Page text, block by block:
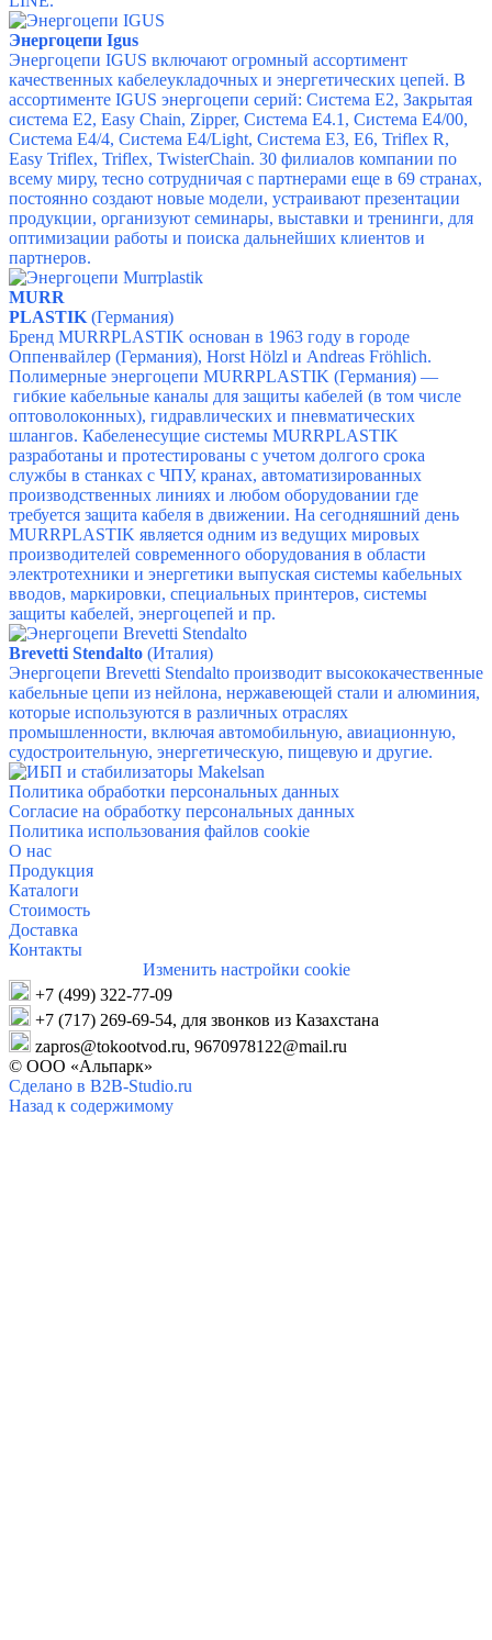
Энергоцепи Igus
Энергоцепи IGUS включают огромный ассортимент
качественных кабелеукладочных и энергетических цепей. В
ассортименте IGUS энергоцепи серий: Система E2, Закрытая
система E2, Easy Chain, Zipper, Система E4.1, Система E4/00,
Система E4/4, Система E4/Light, Система E3, E6, Triflex R,
Easy Triflex, Triflex, TwisterChain. 30 филиалов компании по
всему миру, тесно сотрудничая с партнерами еще в 69 странах,
постоянно создают новые модели, устраивают презентации
продукции, организуют семинары, выставки и тренинги, для
оптимизации работы и поиска дальнейших клиентов и
партнеров.
MURR
PLASTIK (Германия)
Бренд MURRPLASTIK основан в 1963 году в городе
Оппенвайлер (Германия), Horst Hölzl и Andreas Fröhlich.
Полимерные энергоцепи MURRPLASTIK (Германия) —
гибкие кабельные каналы для защиты кабелей (в том числе
оптоволоконных), гидравлических и пневматических
шлангов. Кабеленесущие системы MURRPLASTIK
разработаны и протестированы с учетом долгого срока
службы в станках с ЧПУ, кранах, автоматизированных
производственных линиях и любом оборудовании где
требуется защита кабеля в движении. На сегодняшний день
MURRPLASTIK является одним из ведущих мировых
производителей современного оборудования в области
электротехники и энергетики выпуская системы кабельных
вводов, маркировки, специальных принтеров, системы
защиты кабелей, энергоцепей и пр.
Brevetti Stendalto (Италия)
Энергоцепи Brevetti Stendalto производит высококачественные
кабельные цепи из нейлона, нержавеющей стали и алюминия,
которые используются в различных отраслях
промышленности, включая автомобильную, авиационную,
судостроительную, энергетическую, пищевую и другие.
Политика обработки персональных данных
Согласие на обработку персональных данных
Политика использования файлов cookie
О нас
Продукция
Каталоги
Стоимость
Доставка
Контакты
Изменить настройки cookie
+7 (499) 322-77-09
+7 (717) 269-69-54, для звонков из Казахстана
zapros@tokootvod.ru, 9670978122@mail.ru
© ООО «Альпарк»
Сделано в B2B-Studio.ru
Назад к содержимому